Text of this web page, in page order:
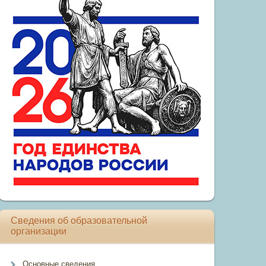
Сведения об образовательной
организации
Основные сведения